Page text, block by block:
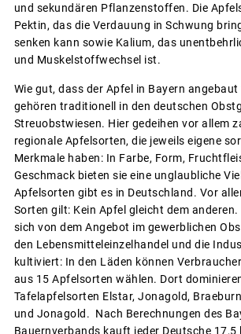
und sekundären Pflanzenstoffen. Die
Pektin, das die Verdauung in Schwung
senken kann sowie Kalium, das
und Muskelstoffwechsel ist.
Wie gut, dass der Apfel in Bayern angebaut
gehören traditionell in den deutschen
Streuobstwiesen. Hier gedeihen vor allem
regionale Apfelsorten, die jeweils eigene
Merkmale haben: In Farbe, Form,
Geschmack bieten sie eine unglaubliche
Apfelsorten gibt es in Deutschland. Vor
Sorten gilt: Kein Apfel gleicht dem anderen.
sich von dem Angebot im gewerblichen
den Lebensmitteleinzelhandel und die
kultiviert: In den Läden können
aus 15 Apfelsorten wählen. Dort
Tafelapfelsorten Elstar, Jonagold,
und Jonagold. Nach Berechnungen des
Bauernverbands kauft jeder Deutsche 17,5